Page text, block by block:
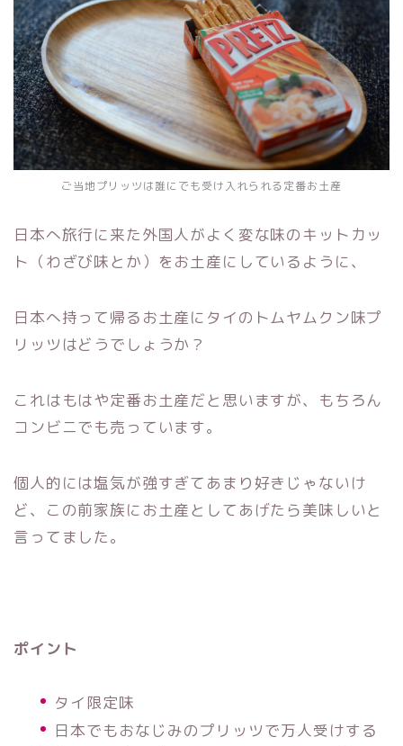
ご当地プリッツは誰にでも受け入れられる定番お土産
日本へ旅行に来た外国人がよく変な味のキットカッ
ト（わざび味とか）をお土産にしているように、
日本へ持って帰るお土産にタイのトムヤムクン味プ
リッツはどうでしょうか？
これはもはや定番お土産だと思いますが、もちろん
コンビニでも売っています。
個人的には塩気が強すぎてあまり好きじゃないけ
ど、この前家族にお土産としてあげたら美味しいと
言ってました。
ポイント
タイ限定味
日本でもおなじみのプリッツで万人受けする